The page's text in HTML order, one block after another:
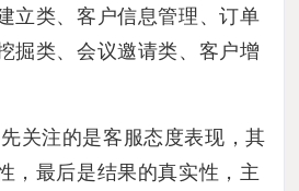
立类、客户信息管理、订单
掘类、会议邀请类、客户增
关注的是客服态度表现，其
，最后是结果的真实性，主